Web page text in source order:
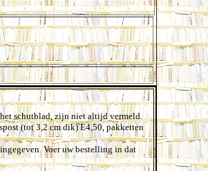
schutblad, zijn niet altijd vermeld.
(tot 3,2 cm dik) E4,50, pakketten
Voer uw bestelling in dat